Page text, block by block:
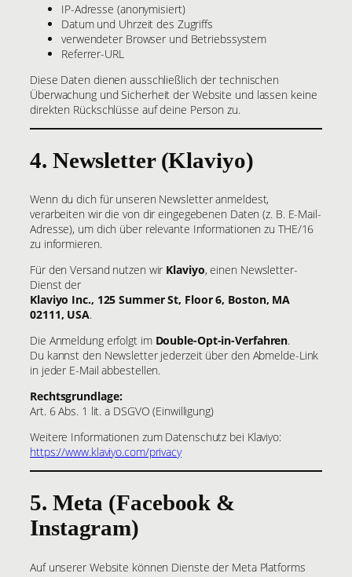
IP-Adresse (anonymisiert)
Datum und Uhrzeit des Zugriffs
verwendeter Browser und Betriebssystem
Referrer-URL
Diese Daten dienen ausschließlich der technischen
Überwachung und Sicherheit der Website und lassen keine
direkten Rückschlüsse auf deine Person zu.
4. Newsletter (Klaviyo)
Wenn du dich für unseren Newsletter anmeldest,
verarbeiten wir die von dir eingegebenen Daten (z. B. E-Mail-
Adresse), um dich über relevante Informationen zu THE/16
zu informieren.
Für den Versand nutzen wir Klaviyo, einen Newsletter-
Dienst der
Klaviyo Inc., 125 Summer St, Floor 6, Boston, MA
02111, USA.
Die Anmeldung erfolgt im Double-Opt-in-Verfahren.
Du kannst den Newsletter jederzeit über den Abmelde-Link
in jeder E-Mail abbestellen.
Rechtsgrundlage:
Art. 6 Abs. 1 lit. a DSGVO (Einwilligung)
Weitere Informationen zum Datenschutz bei Klaviyo:
https://www.klaviyo.com/privacy
5. Meta (Facebook &
Instagram)
Auf unserer Website können Dienste der Meta Platforms